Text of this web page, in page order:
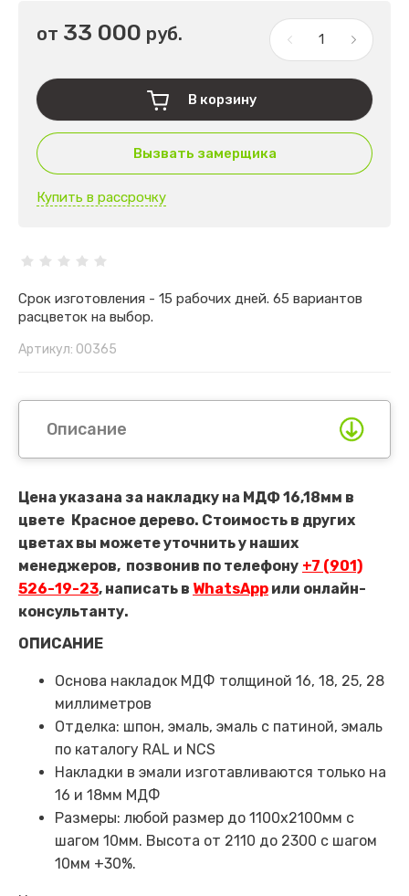
от 33 000 руб.
В корзину
Вызвать замерщика
Купить в рассрочку
Срок изготовления - 15 рабочих дней. 65 вариантов
расцветок на выбор.
Артикул: 00365
Описание
Цена указана за накладку на МДФ 16,18мм в
цвете Красное дерево. Стоимость в других
цветах вы можете уточнить у наших
менеджеров, позвонив по телефону +7 (901)
526-19-23, написать в WhatsApp или онлайн-
консультанту.
ОПИСАНИЕ
Основа накладок МДФ толщиной 16, 18, 25, 28
миллиметров
Отделка: шпон, эмаль, эмаль с патиной, эмаль
по каталогу RAL и NCS
Накладки в эмали изготавливаются только на
16 и 18мм МДФ
Размеры: любой размер до 1100х2100мм с
шагом 10мм. Высота от 2110 до 2300 с шагом
10мм +30%.